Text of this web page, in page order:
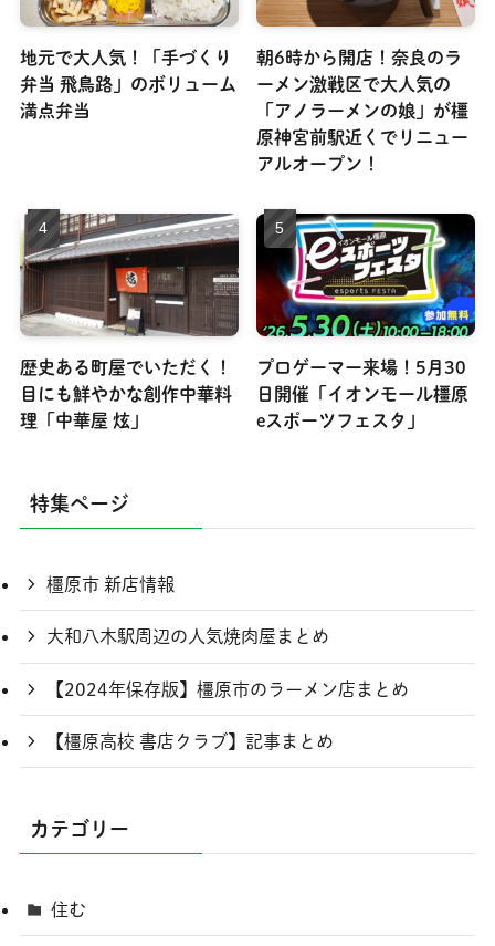
地元で大人気！「手づくり
弁当 飛鳥路」のボリューム
満点弁当
朝6時から開店！奈良のラ
ーメン激戦区で大人気の
「アノラーメンの娘」が橿
原神宮前駅近くでリニュー
アルオープン！
歴史ある町屋でいただく！
目にも鮮やかな創作中華料
理「中華屋 炫」
プロゲーマー来場！5月30
日開催「イオンモール橿原
eスポーツフェスタ」
特集ページ
橿原市 新店情報
大和八木駅周辺の人気焼肉屋まとめ
【2024年保存版】橿原市のラーメン店まとめ
【橿原高校 書店クラブ】記事まとめ
カテゴリー
住む